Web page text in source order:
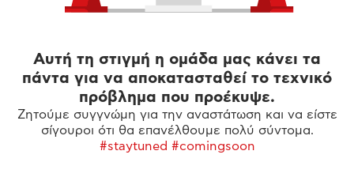
Αυτή τη στιγμή η ομάδα μας κάνει τα
πάντα για να αποκατασταθεί το τεχνικό
πρόβλημα που προέκυψε.
Ζητούμε συγγνώμη για την αναστάτωση και να είστε
σίγουροι ότι θα επανέλθουμε πολύ σύντομα.
#staytuned #comingsoon